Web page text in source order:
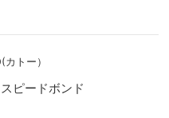
カトー）
ピードボンド